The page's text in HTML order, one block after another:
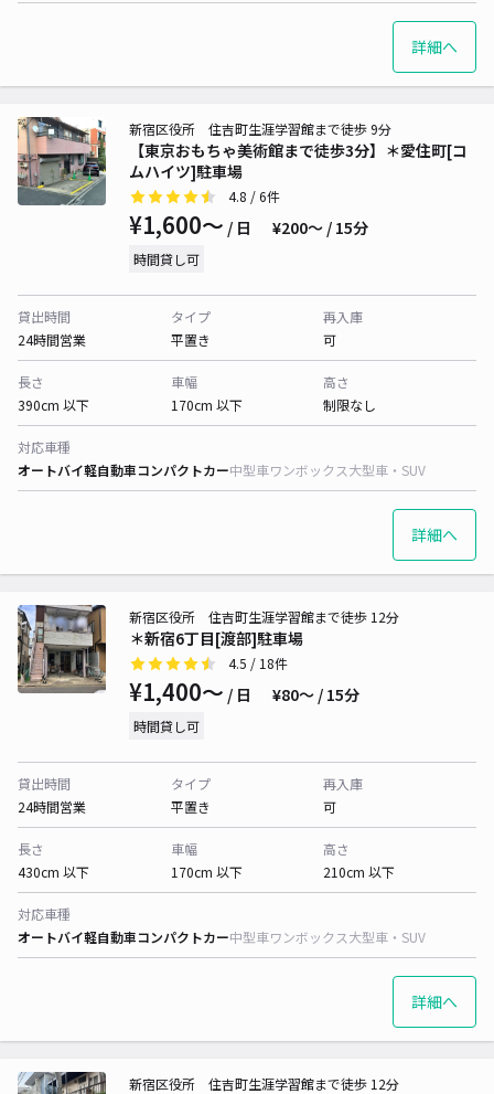
詳細へ
【東京おもちゃ美術館まで徒歩3分】＊愛住町[コ
ムハイツ]駐車場
新宿区役所 住吉町生涯学習館まで徒歩 9分
4.8 / 6件
¥1,600〜 / 日 ¥200〜 / 15分
時間貸し可
貸出時間
24時間営業
タイプ
平置き
再入庫
可
長さ
390cm 以下
車幅
170cm 以下
高さ
制限なし
対応車種
オートバイ軽自動車コンパクトカー中型車ワンボックス大型車・SUV
詳細へ
＊新宿6丁目[渡部]駐車場
新宿区役所 住吉町生涯学習館まで徒歩 12分
4.5 / 18件
¥1,400〜 / 日 ¥80〜 / 15分
時間貸し可
貸出時間
24時間営業
タイプ
平置き
再入庫
可
長さ
430cm 以下
車幅
170cm 以下
高さ
210cm 以下
対応車種
オートバイ軽自動車コンパクトカー中型車ワンボックス大型車・SUV
詳細へ
新宿区役所 住吉町生涯学習館まで徒歩 12分